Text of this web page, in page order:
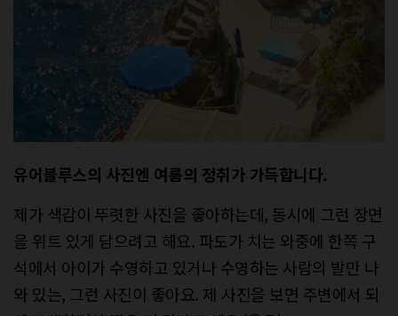
유어블루스의 사진엔 여름의 정취가 가득합니다.
제가 색감이 뚜렷한 사진을 좋아하는데, 동시에 그런 장면
을 위트 있게 담으려고 해요. 파도가 치는 와중에 한쪽 구
석에서 아이가 수영하고 있거나 수영하는 사람의 발만 나
와 있는, 그런 사진이 좋아요. 제 사진을 보면 주변에서 되